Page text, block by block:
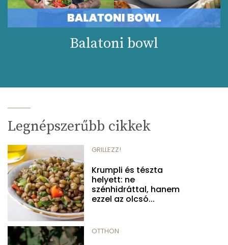
Balatoni bowl
Legnépszerűbb cikkek
GRILLEZZ!
Krumpli és tészta
helyett: ne
szénhidráttal, hanem
ezzel az olcsó...
OTTHON